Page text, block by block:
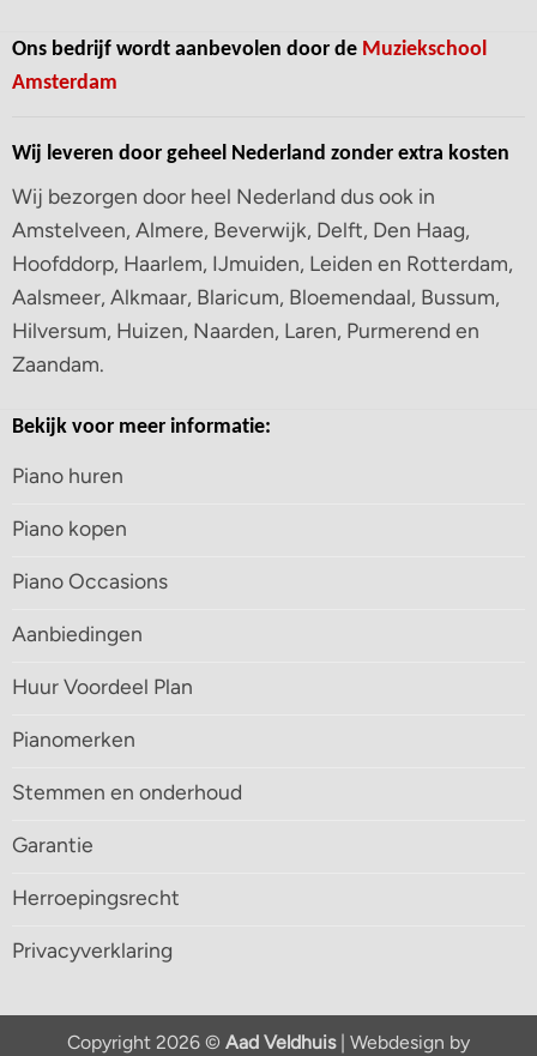
Ons bedrijf wordt aanbevolen door de Muziekschool
Amsterdam
Wij leveren door geheel Nederland zonder extra kosten
Wij bezorgen door heel Nederland dus ook in
Amstelveen, Almere, Beverwijk, Delft, Den Haag,
Hoofddorp, Haarlem, IJmuiden, Leiden en Rotterdam,
Aalsmeer, Alkmaar, Blaricum, Bloemendaal, Bussum,
Hilversum, Huizen, Naarden, Laren, Purmerend en
Zaandam.
Bekijk voor meer informatie:
Piano huren
Piano kopen
Piano Occasions
Aanbiedingen
Huur Voordeel Plan
Pianomerken
Stemmen en onderhoud
Garantie
Herroepingsrecht
Privacyverklaring
Copyright 2026 © Aad Veldhuis| Webdesign by